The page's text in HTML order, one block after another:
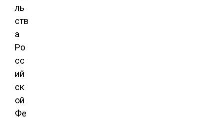
ль
ств
а
Ро
сс
ий
ск
ой
Фе